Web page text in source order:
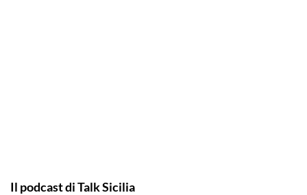
Il podcast di Talk Sicilia